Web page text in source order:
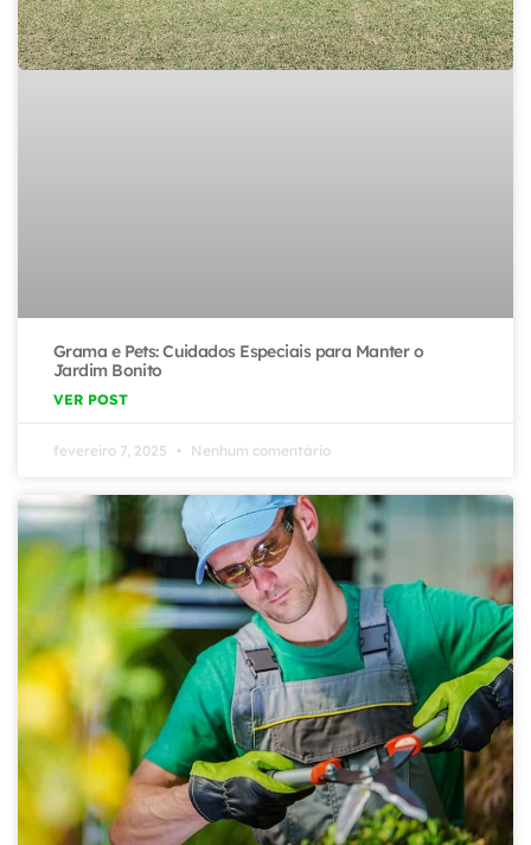
Grama e Pets: Cuidados Especiais para Manter o
Jardim Bonito
VER POST
fevereiro 7, 2025 Nenhum comentário